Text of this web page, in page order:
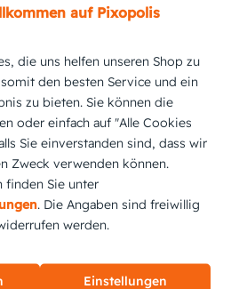
€ Inkl. MwSt. zzgl. Versand
Dienstag, 11.8.2026
gestalten
GEFÄLLT AUCH
auf Pixopolis
die uns helfen unseren Shop zu
den besten Service und ein
zu bieten. Sie können die
oder einfach auf "Alle Cookies
Sie einverstanden sind, dass wir
Zweck verwenden können.
finden Sie unter
. Die Angaben sind freiwillig
werden.
Einstellungen